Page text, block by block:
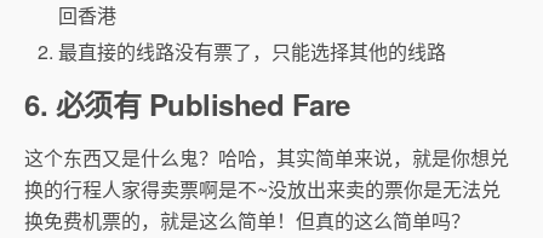
回香港
最直接的线路没有票了，只能选择其他的线路
6. 必须有 Published Fare
这个东西又是什么鬼？哈哈，其实简单来说，就是你想兑
换的行程人家得卖票啊是不~没放出来卖的票你是无法兑
换免费机票的，就是这么简单！但真的这么简单吗？